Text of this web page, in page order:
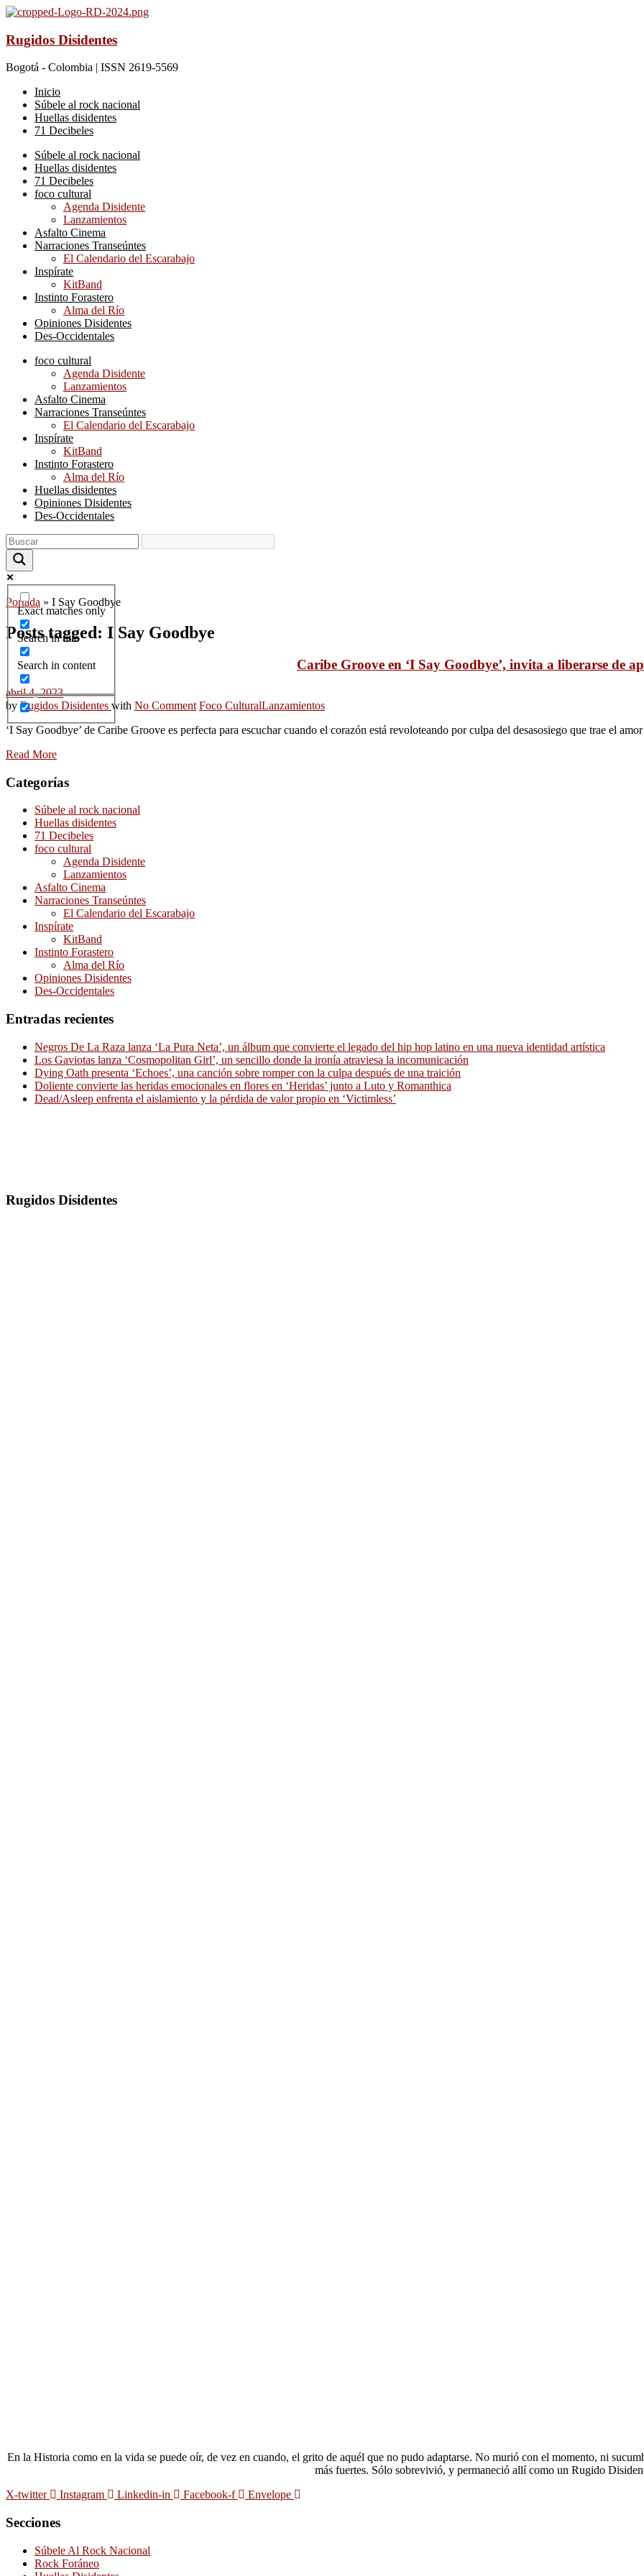
Rugidos Disidentes
Bogotá - Colombia | ISSN 2619-5569
Inicio
Súbele al rock nacional
Huellas disidentes
71 Decibeles
Súbele al rock nacional
Huellas disidentes
71 Decibeles
foco cultural
Agenda Disidente
Lanzamientos
Asfalto Cinema
Narraciones Transeúntes
El Calendario del Escarabajo
Inspírate
KitBand
Instinto Forastero
Alma del Río
Opiniones Disidentes
Des-Occidentales
foco cultural
Agenda Disidente
Lanzamientos
Asfalto Cinema
Narraciones Transeúntes
El Calendario del Escarabajo
Inspírate
KitBand
Instinto Forastero
Alma del Río
Huellas disidentes
Opiniones Disidentes
Des-Occidentales
Exact matches only
Search in title
Search in content
Portada » I Say Goodbye
Posts tagged: I Say Goodbye
Caribe Groove en ‘I Say Goodbye’, invita a liberarse de
abril 4, 2023
by Rugidos Disidentes with No Comment Foco CulturalLanzamientos
‘I Say Goodbye’ de Caribe Groove es perfecta para escuchar cuando el corazón está revoloteando por culpa del desasosiego que trae el amor
Read More
Categorías
Súbele al rock nacional
Huellas disidentes
71 Decibeles
foco cultural
Agenda Disidente
Lanzamientos
Asfalto Cinema
Narraciones Transeúntes
El Calendario del Escarabajo
Inspírate
KitBand
Instinto Forastero
Alma del Río
Opiniones Disidentes
Des-Occidentales
Entradas recientes
Negros De La Raza lanza ‘La Pura Neta’, un álbum que convierte el legado del hip hop latino en una nueva identidad artística
Los Gaviotas lanza ‘Cosmopolitan Girl’, un sencillo donde la ironía atraviesa la incomunicación
Dying Oath presenta ‘Echoes’, una canción sobre romper con la culpa después de una traición
Doliente convierte las heridas emocionales en flores en ‘Heridas’ junto a Luto y Romanthica
Dead/Asleep enfrenta el aislamiento y la pérdida de valor propio en ‘Victimless’
Rugidos Disidentes
En la Historia como en la vida se puede oír, de vez en cuando, el grito de aquél que no pudo adaptarse. No murió con el momento, ni
más fuertes. Sólo sobrevivió, y permaneció allí como un Rugido
X-twitter
Instagram Linkedin-in Facebook-f Envelope
Secciones
Súbele Al Rock Nacional
Rock Foráneo